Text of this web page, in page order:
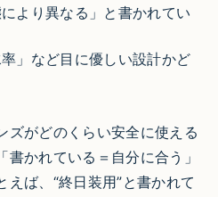
より異なる」と書かれてい
率」など目に優しい設計かど
ズがどのくらい安全に使える
かれている＝自分に合う」
ば、“終日装用”と書かれて